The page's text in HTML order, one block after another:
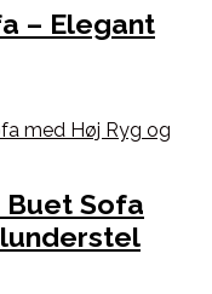
– Elegant
Buet Sofa